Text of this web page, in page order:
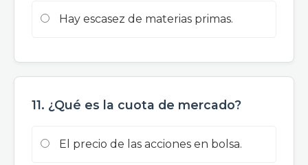
Hay escasez de materias primas.
11. ¿Qué es la cuota de mercado?
El precio de las acciones en bolsa.